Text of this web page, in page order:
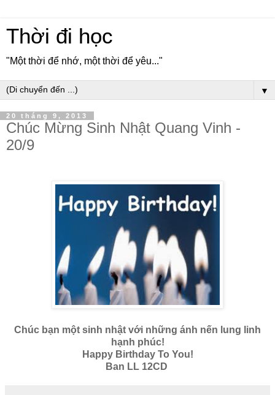
Thời đi học
"Một thời để nhớ, một thời để yêu..."
▼
20 tháng 9, 2013
Chúc Mừng Sinh Nhật Quang Vinh -
20/9
Chúc bạn một sinh nhật với những ánh nến lung linh
hạnh phúc!
Happy Birthday To You!
Ban LL 12CD